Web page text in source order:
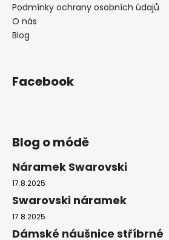
Podmínky ochrany osobních údajů
O nás
Blog
Facebook
Blog o módě
Náramek Swarovski
17.8.2025
Swarovski náramek
17.8.2025
Dámské náušnice stříbrné